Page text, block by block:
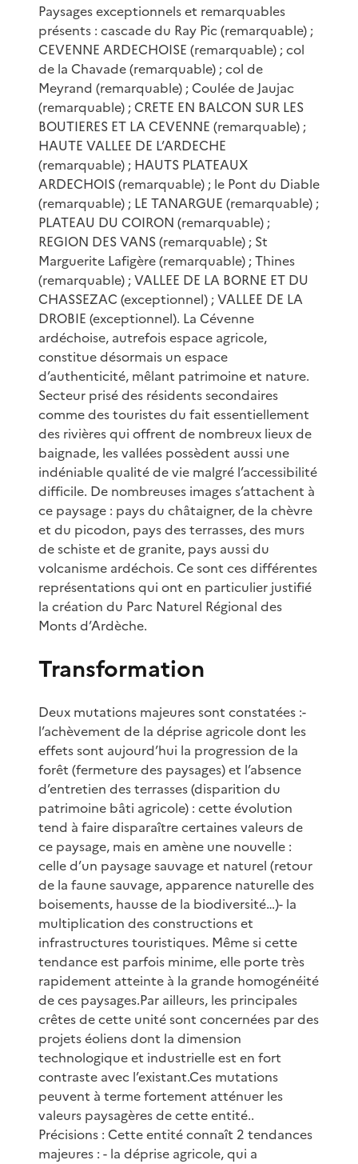
Paysages exceptionnels et remarquables
présents : cascade du Ray Pic (remarquable) ;
CEVENNE ARDECHOISE (remarquable) ; col
de la Chavade (remarquable) ; col de
Meyrand (remarquable) ; Coulée de Jaujac
(remarquable) ; CRETE EN BALCON SUR LES
BOUTIERES ET LA CEVENNE (remarquable) ;
HAUTE VALLEE DE L’ARDECHE
(remarquable) ; HAUTS PLATEAUX
ARDECHOIS (remarquable) ; le Pont du Diable
(remarquable) ; LE TANARGUE (remarquable) ;
PLATEAU DU COIRON (remarquable) ;
REGION DES VANS (remarquable) ; St
Marguerite Lafigère (remarquable) ; Thines
(remarquable) ; VALLEE DE LA BORNE ET DU
CHASSEZAC (exceptionnel) ; VALLEE DE LA
DROBIE (exceptionnel). La Cévenne
ardéchoise, autrefois espace agricole,
constitue désormais un espace
d’authenticité, mêlant patrimoine et nature.
Secteur prisé des résidents secondaires
comme des touristes du fait essentiellement
des rivières qui offrent de nombreux lieux de
baignade, les vallées possèdent aussi une
indéniable qualité de vie malgré l’accessibilité
difficile. De nombreuses images s’attachent à
ce paysage : pays du châtaigner, de la chèvre
et du picodon, pays des terrasses, des murs
de schiste et de granite, pays aussi du
volcanisme ardéchois. Ce sont ces différentes
représentations qui ont en particulier justifié
la création du Parc Naturel Régional des
Monts d’Ardèche.
Transformation
Deux mutations majeures sont constatées :-
l’achèvement de la déprise agricole dont les
effets sont aujourd’hui la progression de la
forêt (fermeture des paysages) et l’absence
d’entretien des terrasses (disparition du
patrimoine bâti agricole) : cette évolution
tend à faire disparaître certaines valeurs de
ce paysage, mais en amène une nouvelle :
celle d’un paysage sauvage et naturel (retour
de la faune sauvage, apparence naturelle des
boisements, hausse de la biodiversité…)- la
multiplication des constructions et
infrastructures touristiques. Même si cette
tendance est parfois minime, elle porte très
rapidement atteinte à la grande homogénéité
de ces paysages.Par ailleurs, les principales
crêtes de cette unité sont concernées par des
projets éoliens dont la dimension
technologique et industrielle est en fort
contraste avec l’existant.Ces mutations
peuvent à terme fortement atténuer les
valeurs paysagères de cette entité..
Précisions : Cette entité connaît 2 tendances
majeures : - la déprise agricole, qui a